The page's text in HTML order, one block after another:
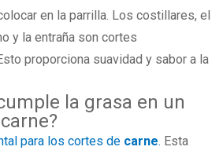
en la parrilla. Los costillares, el
y la entraña son cortes
Esto proporciona suavidad y sabor a la
la grasa en un
para los cortes de carne. Esta